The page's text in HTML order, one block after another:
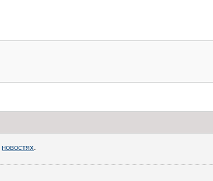
новостях.